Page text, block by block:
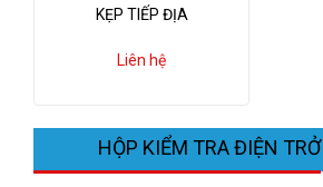
KẸP TIẾP ĐỊA
Liên hệ
HỘP KIỂM TRA ĐIỆN TRỞ